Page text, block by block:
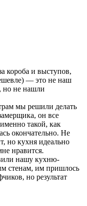
короба и выступов,
— это не наш
но не нашли
мы решили делать
он все
такой, как
окончательно. Не
но кухня идеально
нравится.
нашу кухню-
стенам, им пришлось
но результат